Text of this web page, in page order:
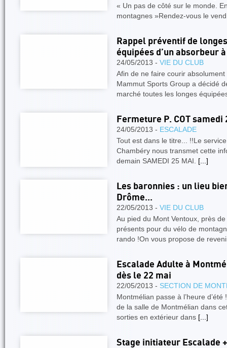
« Un pas de côté sur le monde.
montagnes »Rendez-vous le
Rappel préventif de
équipées d’un absorbeur
24/05/2013 - VIE DU CLUB
Afin de ne faire courir
Mammut Sports Group a décidé
marché toutes les longes
Fermeture P. COT samedi
24/05/2013 - ESCALADE
Tout est dans le titre... !!Le
Chambéry nous transmet cette
demain SAMEDI 25 MAI. [...]
Les baronnies : un lieu
Drôme...
22/05/2013 - VIE DU CLUB
Au pied du Mont Ventoux, près
présents pour du vélo de
rando !On vous propose de
Escalade Adulte à
dès le 22 mai
22/05/2013 - SECTION DE
Montmélian passe à l’heure
de la salle de Montmélian dans
sorties en extérieur dans [...]
Stage initiateur Escalade